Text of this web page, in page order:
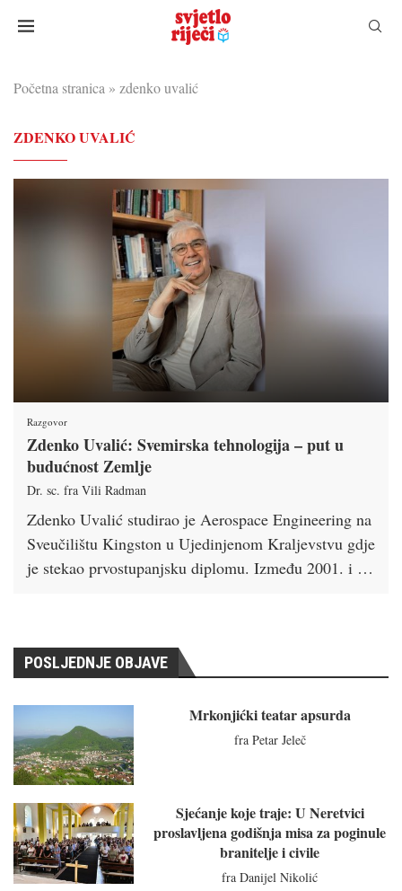
Početna stranica » zdenko uvalić
ZDENKO UVALIĆ
Razgovor
Zdenko Uvalić: Svemirska tehnologija – put u
budućnost Zemlje
Dr. sc. fra Vili Radman
Zdenko Uvalić studirao je Aerospace Engineering na
Sveučilištu Kingston u Ujedinjenom Kraljevstvu gdje
je stekao prvostupanjsku diplomu. Između 2001. i …
POSLJEDNJE OBJAVE
Mrkonjićki teatar apsurda
fra Petar Jeleč
Sjećanje koje traje: U Neretvici
proslavljena godišnja misa za poginule
branitelje i civile
fra Danijel Nikolić